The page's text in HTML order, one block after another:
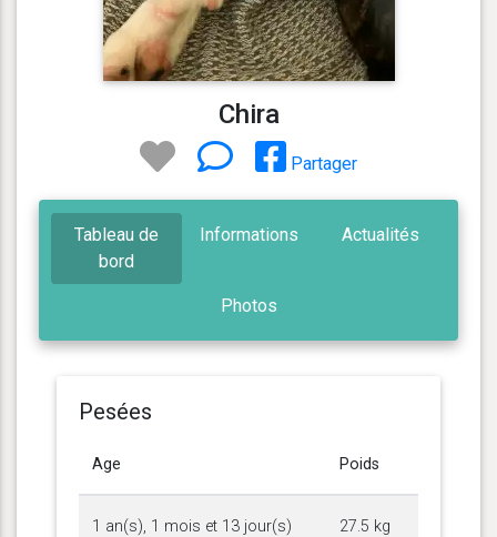
Chira
Partager
Tableau de
bord
Informations Actualités
Photos
Pesées
Age Poids
1 an(s), 1 mois et 13 jour(s) 27.5 kg